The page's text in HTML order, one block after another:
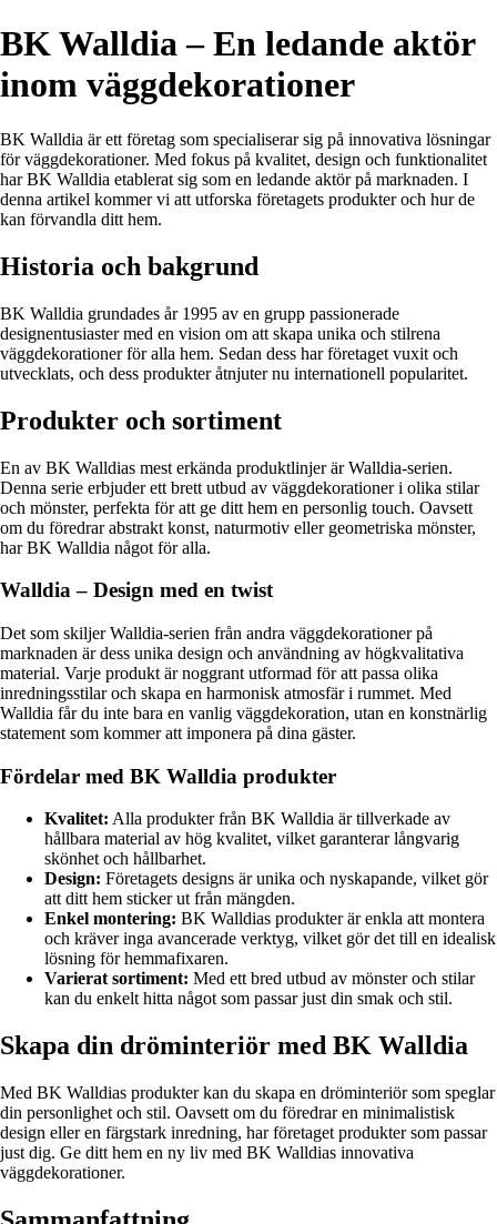
BK Walldia – En ledande aktör
inom väggdekorationer
BK Walldia är ett företag som specialiserar sig på innovativa lösningar
för väggdekorationer. Med fokus på kvalitet, design och funktionalitet
har BK Walldia etablerat sig som en ledande aktör på marknaden. I
denna artikel kommer vi att utforska företagets produkter och hur de
kan förvandla ditt hem.
Historia och bakgrund
BK Walldia grundades år 1995 av en grupp passionerade
designentusiaster med en vision om att skapa unika och stilrena
väggdekorationer för alla hem. Sedan dess har företaget vuxit och
utvecklats, och dess produkter åtnjuter nu internationell popularitet.
Produkter och sortiment
En av BK Walldias mest erkända produktlinjer är Walldia-serien.
Denna serie erbjuder ett brett utbud av väggdekorationer i olika stilar
och mönster, perfekta för att ge ditt hem en personlig touch. Oavsett
om du föredrar abstrakt konst, naturmotiv eller geometriska mönster,
har BK Walldia något för alla.
Walldia – Design med en twist
Det som skiljer Walldia-serien från andra väggdekorationer på
marknaden är dess unika design och användning av högkvalitativa
material. Varje produkt är noggrant utformad för att passa olika
inredningsstilar och skapa en harmonisk atmosfär i rummet. Med
Walldia får du inte bara en vanlig väggdekoration, utan en konstnärlig
statement som kommer att imponera på dina gäster.
Fördelar med BK Walldia produkter
Kvalitet: Alla produkter från BK Walldia är tillverkade av
hållbara material av hög kvalitet, vilket garanterar långvarig
skönhet och hållbarhet.
Design: Företagets designs är unika och nyskapande, vilket gör
att ditt hem sticker ut från mängden.
Enkel montering: BK Walldias produkter är enkla att montera
och kräver inga avancerade verktyg, vilket gör det till en idealisk
lösning för hemmafixaren.
Varierat sortiment: Med ett bred utbud av mönster och stilar
kan du enkelt hitta något som passar just din smak och stil.
Skapa din dröminteriör med BK Walldia
Med BK Walldias produkter kan du skapa en dröminteriör som speglar
din personlighet och stil. Oavsett om du föredrar en minimalistisk
design eller en färgstark inredning, har företaget produkter som passar
just dig. Ge ditt hem en ny liv med BK Walldias innovativa
väggdekorationer.